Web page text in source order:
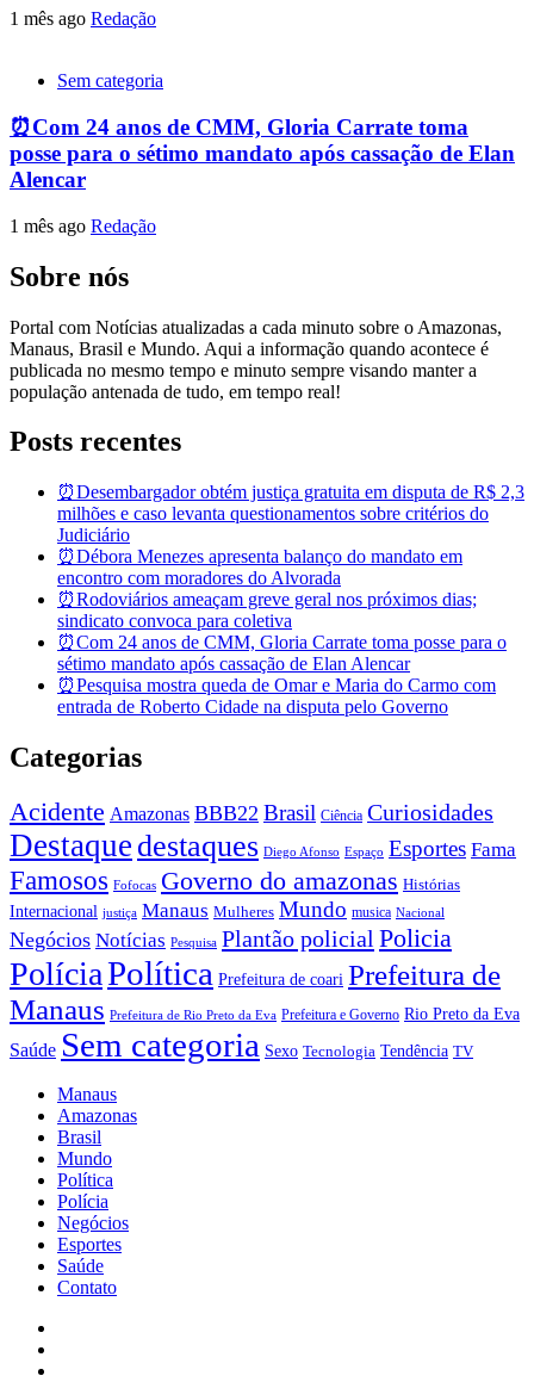
1 mês ago Redação
Sem categoria
⏰Com 24 anos de CMM, Gloria Carrate toma
posse para o sétimo mandato após cassação de Elan
Alencar
1 mês ago Redação
Sobre nós
Portal com Notícias atualizadas a cada minuto sobre o Amazonas,
Manaus, Brasil e Mundo. Aqui a informação quando acontece é
publicada no mesmo tempo e minuto sempre visando manter a
população antenada de tudo, em tempo real!
Posts recentes
⏰Desembargador obtém justiça gratuita em disputa de R$ 2,3
milhões e caso levanta questionamentos sobre critérios do
Judiciário
⏰Débora Menezes apresenta balanço do mandato em
encontro com moradores do Alvorada
⏰Rodoviários ameaçam greve geral nos próximos dias;
sindicato convoca para coletiva
⏰Com 24 anos de CMM, Gloria Carrate toma posse para o
sétimo mandato após cassação de Elan Alencar
⏰Pesquisa mostra queda de Omar e Maria do Carmo com
entrada de Roberto Cidade na disputa pelo Governo
Categorias
Acidente Amazonas BBB22 Brasil Ciência Curiosidades
Destaque destaques Diego Afonso Espaço Esportes Fama
Famosos Fofocas Governo do amazonas Histórias
Internacional justiça Manaus Mulheres Mundo musica Nacional
Negócios Notícias Pesquisa Plantão policial Policia
PolíciaPolítica Prefeitura de coari Prefeitura de
Manaus Prefeitura de Rio Preto da Eva Prefeitura e Governo Rio Preto da Eva
Saúde Sem categoria Sexo Tecnologia Tendência TV
Manaus
Amazonas
Brasil
Mundo
Política
Polícia
Negócios
Esportes
Saúde
Contato